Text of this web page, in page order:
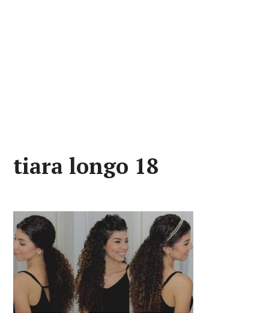
tiara longo 18